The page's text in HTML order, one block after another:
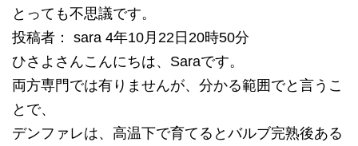
とっても不思議です。
投稿者： sara 4年10月22日20時50分
ひさよさんこんにちは、Saraです。
両方専門では有りませんが、分かる範囲でと言うこ
とで、
デンファレは、高温下で育てるとバルブ完熟後ある